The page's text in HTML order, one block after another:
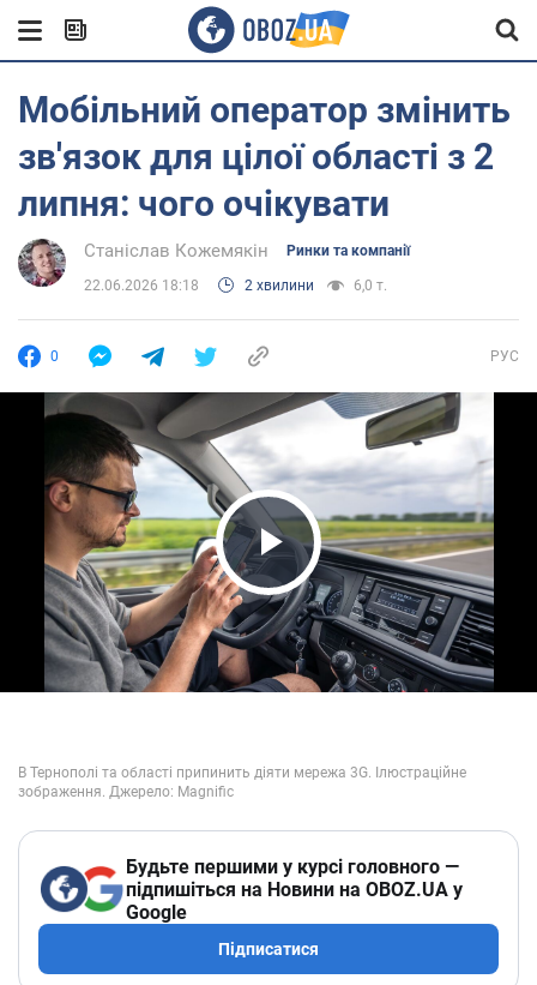
Мобільний оператор змінить
зв'язок для цілої області з 2
липня: чого очікувати
Станіслав Кожемякін Ринки та компанії
22.06.2026 18:18 2 хвилини 6,0 т.
0 РУС
Play Video
Будьте першими у курсі головного —
підпишіться на Новини на OBOZ.UA у
Google
Підписатися